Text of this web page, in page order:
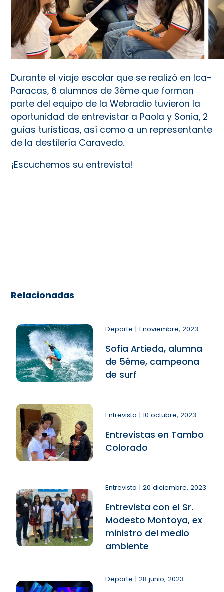
Durante el viaje escolar que se realizó en Ica-
Paracas, 6 alumnos de 3ème que forman
parte del equipo de la Webradio tuvieron la
oportunidad de entrevistar a Paola y Sonia, 2
guías turísticas, así como a un representante
de la destilería Caravedo.
¡Escuchemos su entrevista!
Relacionadas
Deporte | 1 noviembre, 2023
Sofia Artieda, alumna
de 5ème, campeona
de surf
Entrevista | 10 octubre, 2023
Entrevistas en Tambo
Colorado
Entrevista | 20 diciembre, 2023
Entrevista con el Sr.
Modesto Montoya, ex
ministro del medio
ambiente
Deporte | 28 junio, 2023